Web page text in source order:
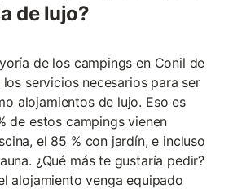
de lujo?
de los campings en Conil de
servicios necesarios para ser
alojamientos de lujo. Eso es
de estos campings vienen
el 85 % con jardín, e incluso
¿Qué más te gustaría pedir?
alojamiento venga equipado